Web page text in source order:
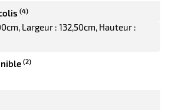
(4)
Largeur : 132,50cm Hauteur :
(2)